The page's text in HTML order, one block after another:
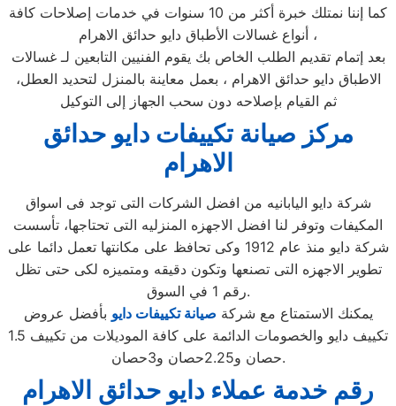
كما إننا نمتلك خبرة أكثر من 10 سنوات في خدمات إصلاحات كافة
أنواع غسالات الأطباق دايو حدائق الاهرام ،
بعد إتمام تقديم الطلب الخاص بك يقوم الفنيين التابعين لـ غسالات
الاطباق دايو حدائق الاهرام ، بعمل معاينة بالمنزل لتحديد العطل،
ثم القيام بإصلاحه دون سحب الجهاز إلى التوكيل
مركز صيانة تكييفات دايو حدائق
الاهرام
شركة دايو اليابانيه من افضل الشركات التى توجد فى اسواق
المكيفات وتوفر لنا افضل الاجهزه المنزليه التى تحتاجها، تأسست
شركة دايو منذ عام 1912 وكى تحافظ على مكانتها تعمل دائما على
تطوير الاجهزه التى تصنعها وتكون دقيقه ومتميزه لكى حتى تظل
رقم 1 في السوق.
يمكنك الاستمتاع مع شركة صيانة تكييفات دايو بأفضل عروض
تكييف دايو والخصومات الدائمة على كافة الموديلات من تكييف 1.5
حصان و2.25حصان و3حصان.
رقم خدمة عملاء دايو حدائق الاهرام